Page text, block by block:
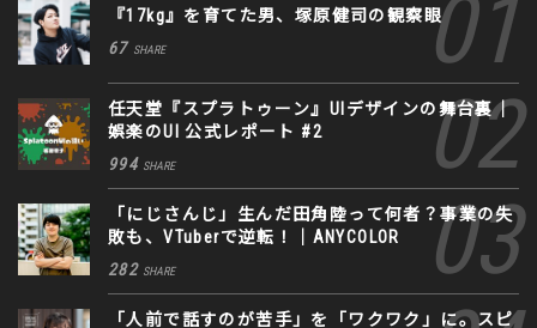
『17kg』を育てた男、塚原健司の観察眼
67 SHARE
任天堂『スプラトゥーン』UIデザインの舞台裏｜
娯楽のUI 公式レポート #2
994 SHARE
「にじさんじ」生んだ田角陸って何者？事業の失
敗も、VTuberで逆転！｜ANYCOLOR
282 SHARE
「人前で話すのが苦手」を「ワクワク」に。スピ